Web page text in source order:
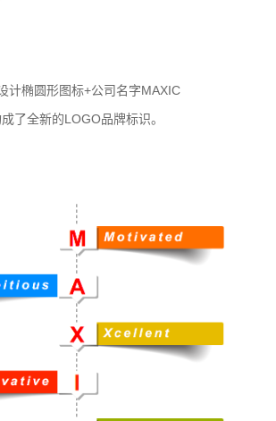
计椭圆形图标+公司名字MAXIC
了全新的LOGO品牌标识。